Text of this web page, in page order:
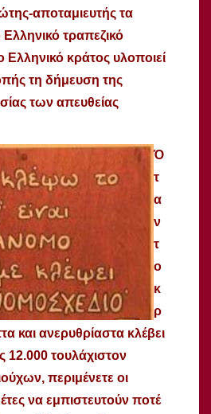
αποταμιευτής τα
τραπεζικό
κράτος υλοποιεί
τη δήμευση της
των απευθείας
Ό
τ
α
ν
τ
ο
κ
ρ
και ανερυθρίαστα κλέβει
12.000 τουλάχιστον
περιμένετε οι
να εμπιστευτούν ποτέ